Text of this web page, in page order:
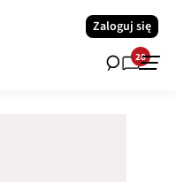
Zaloguj się
28